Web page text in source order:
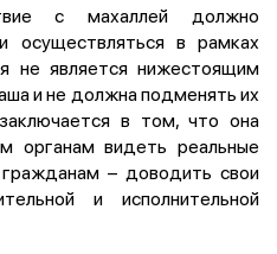
с махаллей должно
осуществляться в рамках
не является нижестоящим
и не должна подменять их
в том, что она
органам видеть реальные
– доводить свои
и исполнительной